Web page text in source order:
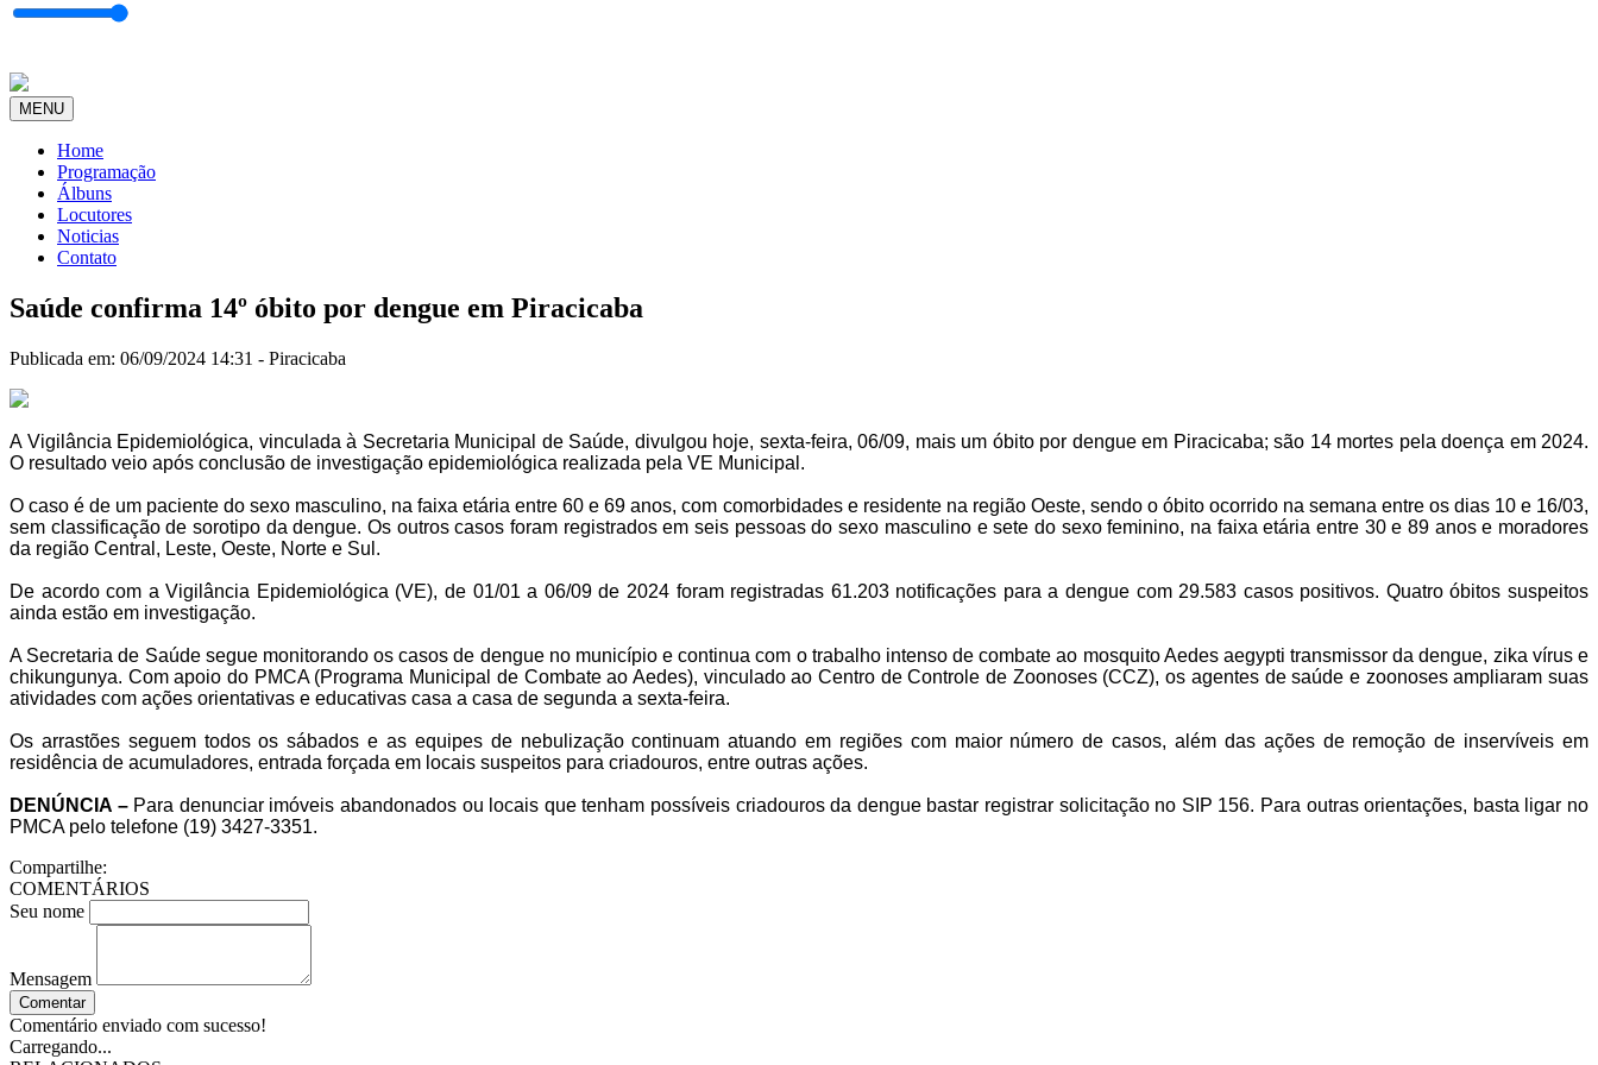
MENU
Home
Programação
Álbuns
Locutores
Noticias
Contato
Saúde confirma 14º óbito por dengue em Piracicaba
Publicada em: 06/09/2024 14:31 - Piracicaba
A Vigilância Epidemiológica, vinculada à Secretaria Municipal de Saúde, divulgou hoje, sexta-feira, 06/09, mais um óbito por dengue em Piracicaba; são 14 mortes pela doença em 2024.
O resultado veio após conclusão de investigação epidemiológica realizada pela VE Municipal.
O caso é de um paciente do sexo masculino, na faixa etária entre 60 e 69 anos, com comorbidades e residente na região Oeste, sendo o óbito ocorrido na semana entre os dias 10 e 16/03,
sem classificação de sorotipo da dengue. Os outros casos foram registrados emseis pessoas do sexo masculino e sete do sexo feminino, na faixa etária entre 30 e 89 anos e moradores
da região Central, Leste, Oeste, Norte e Sul.
De acordo com a Vigilância Epidemiológica (VE), de 01/01 a 06/09 de 2024 foram registradas 61.203 notificações para a dengue com 29.583 casos positivos. Quatro óbitos suspeitos
ainda estão em investigação.
A Secretaria de Saúde segue monitorando os casos de dengue no município e continua com o trabalho intenso de combate ao mosquito Aedes aegypti transmissor da dengue, zika vírus e
chikungunya. Com apoio do PMCA (Programa Municipal de Combate ao Aedes), vinculado ao Centro de Controle de Zoonoses (CCZ), os agentes de saúde e zoonoses ampliaram suas
atividades com ações orientativas e educativas casa a casa de segunda a sexta-feira.
Os arrastões seguem todos os sábados e as equipes de nebulização continuam atuando em regiões com maior número de casos, além das ações de remoção de inservíveis em
residência de acumuladores, entrada forçada em locais suspeitos para criadouros, entre outras ações.
DENÚNCIA –Para denunciar imóveis abandonados ou locais que tenham possíveis criadouros da dengue bastar registrar solicitação no SIP 156. Para outras orientações, basta ligar no
PMCA pelo telefone (19) 3427-3351.
Compartilhe:
COMENTÁRIOS
Seu nome
Mensagem
Comentar
Comentário enviado com sucesso!
Carregando...